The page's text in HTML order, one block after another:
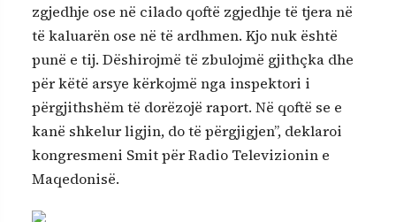
zgjedhje ose në cilado qoftë zgjedhje të tjera në
të kaluarën ose në të ardhmen. Kjo nuk është
punë e tij. Dëshirojmë të zbulojmë gjithçka dhe
për këtë arsye kërkojmë nga inspektori i
përgjithshëm të dorëzojë raport. Në qoftë se e
kanë shkelur ligjin, do të përgjigjen”, deklaroi
kongresmeni Smit për Radio Televizionin e
Maqedonisë.